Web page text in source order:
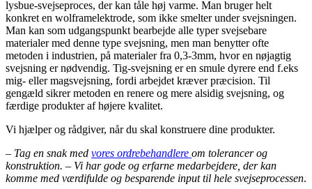
lysbue-svejseproces, der kan tåle høj varme. Man bruger helt
konkret en wolframelektrode, som ikke smelter under svejsningen.
Man kan som udgangspunkt bearbejde alle typer svejsebare
materialer med denne type svejsning, men man benytter ofte
metoden i industrien, på materialer fra 0,3-3mm, hvor en nøjagtig
svejsning er nødvendig. Tig-svejsning er en smule dyrere end f.eks
mig- eller magsvejsning, fordi arbejdet kræver præcision. Til
gengæld sikrer metoden en renere og mere alsidig svejsning, og
færdige produkter af højere kvalitet.
Vi hjælper og rådgiver, når du skal konstruere dine produkter.
– Tag en snak med vores ordrebehandlere om tolerancer og
konstruktion. – Vi har gode og erfarne medarbejdere, der kan
komme med værdifulde og besparende input til hele svejseprocessen.